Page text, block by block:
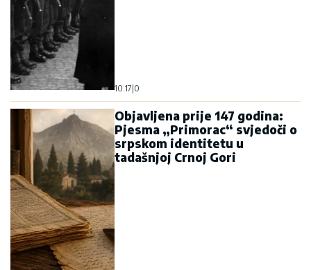
10:17 0
Objavljena prije 147 godina:
Pjesma „Primorac“ svjedoči o
srpskom identitetu u
tadašnjoj Crnoj Gori